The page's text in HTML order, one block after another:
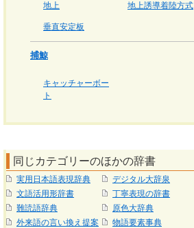
地上 地上誘導着陸方式
垂直安定板
捕鯨
キャッチャーボー
ト
同じカテゴリーのほかの辞書
実用日本語表現辞典
文語活用形辞書
難読語辞典
外来語の言い換え提案
デジタル大辞泉
丁寧表現の辞書
原色大辞典
物語要素事典